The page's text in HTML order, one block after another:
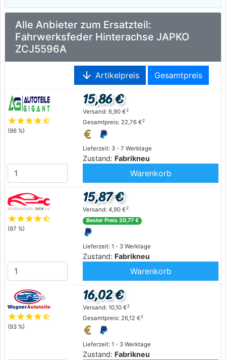
Alle Anbieter zum Ersatzteil:
Fahrwerksfeder Hinterachse JAPKO
ZCJ5596A
arrow_downward Artikelpreis Gesamtpreis
starstarstarstarstar_half
(96 %)
Lieferzeit: 3 - 7 Werktage
Zustand: Fabrikneu
15,86 €
Versand: 6,90 €2
Gesamtpreis: 22,76 €2
Warenkorb
starstarstarstarstar_half
(97 %)
Lieferzeit: 1 - 3 Werktage
Zustand: Fabrikneu
15,87 €
Versand: 4,90 €2
Bester Preis 20,77 €
Warenkorb
starstarstarstarstar_half
(93 %)
Lieferzeit: 1 - 3 Werktage
Zustand: Fabrikneu
16,02 €
Versand: 10,10 €2
Gesamtpreis: 26,12 €2